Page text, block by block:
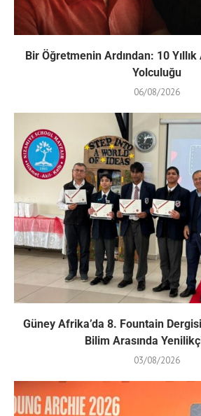
Bir Öğretmenin Ardından: 10
Yolculuğu
06/08/2026
Güney Afrika’da 8. Fountain
Bilim Arasında
03/08/2026